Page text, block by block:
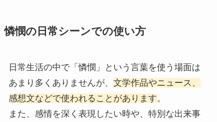
憐憫の日常シーンでの使い方
日常生活の中で「憐憫」という言葉を使う場面は
あまり多くありませんが、 文学作品やニュース、
感想文などで使われることがあります。
また、感情を深く表現したい時や、特別な出来事